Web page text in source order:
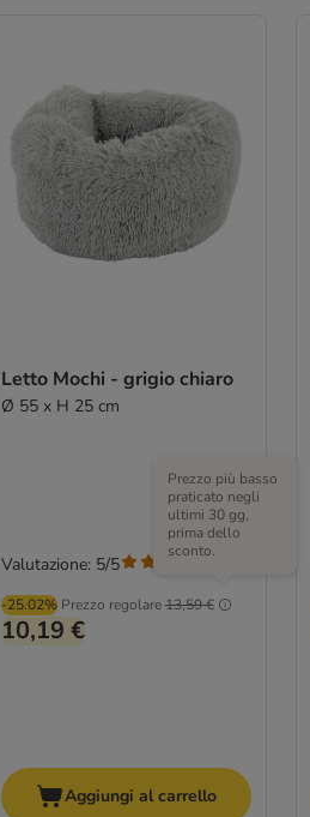
Letto Mochi - grigio chiaro
Ø 55 x H 25 cm
-25.02% Prezzo regolare13,59 €
Prezzo più basso
praticato negli
ultimi 30 gg,
prima dello
sconto.
10,19 €
Valutazione: 5/5
Aggiungi al carrello